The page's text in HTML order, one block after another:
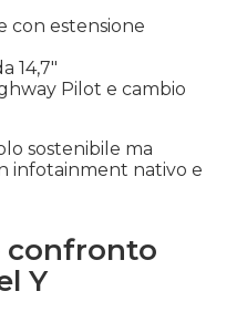
con estensione
14,7″
Pilot e cambio
sostenibile ma
infotainment nativo e
confronto
Y